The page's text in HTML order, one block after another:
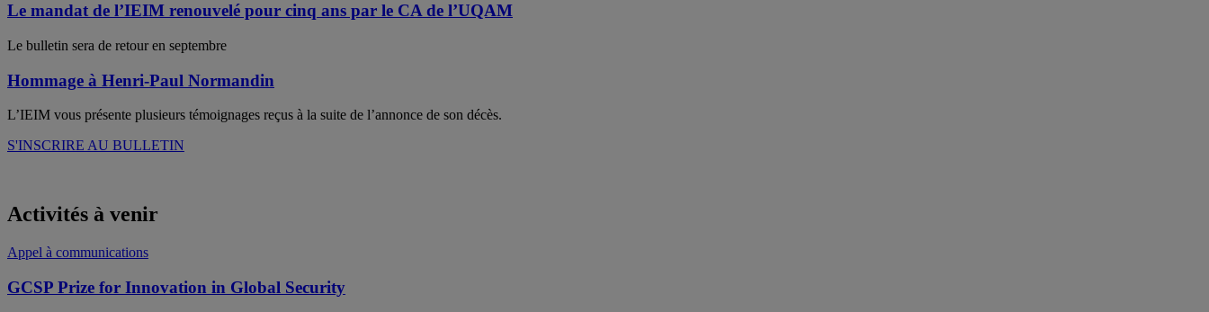
Le mandat de l’IEIM renouvelé pour cinq ans par le CA de l’UQAM
Le bulletin sera de retour en septembre
Hommage à Henri-Paul Normandin
L’IEIM vous présente plusieurs témoignages reçus à la suite de l’annonce de son décès.
S'INSCRIRE AU BULLETIN
Activités à venir
Appel à communications
GCSP Prize for Innovation in Global Security